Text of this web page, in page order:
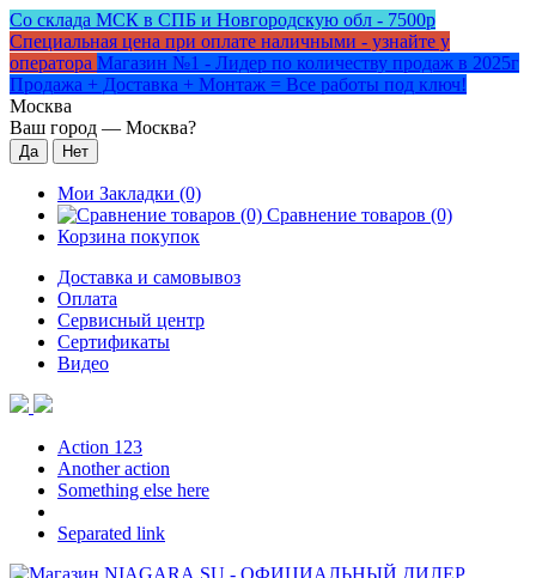
Со склада МСК в СПБ и Новгородскую обл - 7500р
Специальная цена при оплате наличными - узнайте у
оператора Магазин №1 - Лидер по количеству продаж в 2025г
Продажа + Доставка + Монтаж = Все работы под ключ!
Москва
Ваш город — Москва?
Мои Закладки (0)
Сравнение товаров (0)
Корзина покупок
Доставка и самовывоз
Оплата
Сервисный центр
Сертификаты
Видео
Action 123
Another action
Something else here
Separated link